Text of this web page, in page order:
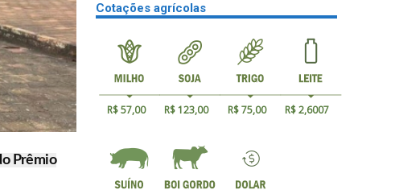
Prêmio
Cotações agrícolas
R$ 57,00 R$ 123,00 R$ 75,00 R$ 2,6007